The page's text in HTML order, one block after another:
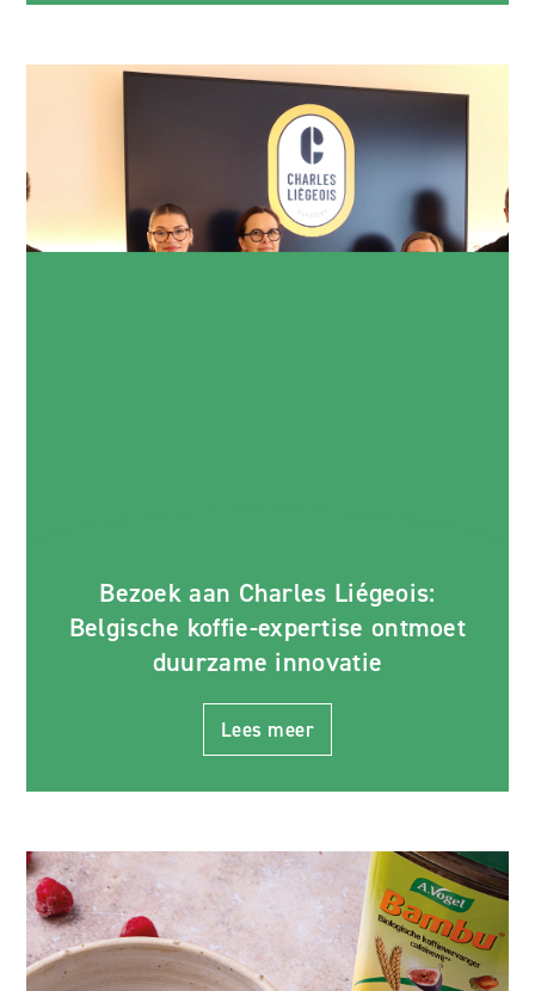
Bezoek aan Charles Liégeois:
Belgische koffie-expertise ontmoet
duurzame innovatie
Lees meer